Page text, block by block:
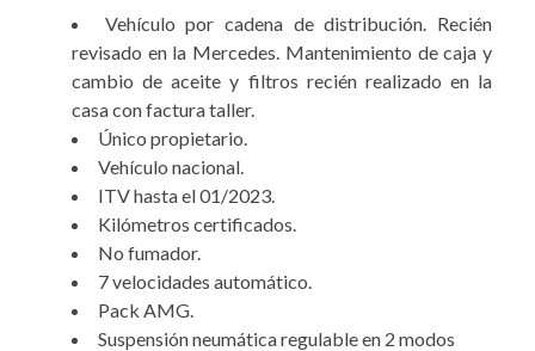
Vehículo por cadena de distribución. Recién
revisado en la Mercedes. Mantenimiento de caja y
cambio de aceite y filtros recién realizado en la
casa con factura taller.
Único propietario.
Vehículo nacional.
ITV hasta el 01/2023.
Kilómetros certificados.
No fumador.
7 velocidades automático.
Pack AMG.
Suspensión neumática regulable en 2 modos